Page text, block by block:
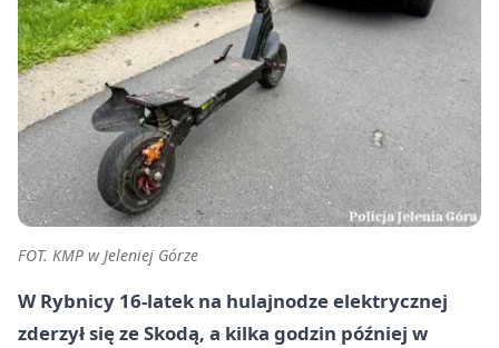
FOT. KMP w Jeleniej Górze
W Rybnicy 16-latek na hulajnodze elektrycznej
zderzył się ze Skodą, a kilka godzin później w